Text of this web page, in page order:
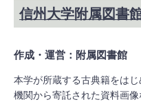
信州大学附属図書
作成・運営：附属図書館
本学が所蔵する古典籍をは
機関から寄託された資料画